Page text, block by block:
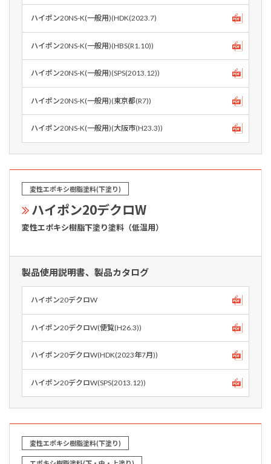
ハイポン20NS-K(一般用)(HDK(2023.7)
ハイポン20NS-K(一般用)(HBS(R1.10))
ハイポン20NS-K(一般用)(SPS(2013.12))
ハイポン20NS-K(一般用)(東京都(R7))
ハイポン20NS-K(一般用)(大阪市(H23.3))
変性エポキシ樹脂塗料(下塗り)
ハイポン20デクロW
変性エポキシ樹脂下塗り塗料（低温用）
製品使用説明書、製品カタログ
ハイポン20デクロW
ハイポン20デクロW(便覧(H26.3))
ハイポン20デクロW(HDK(2023年7月))
ハイポン20デクロW(SPS(2013.12))
変性エポキシ樹脂塗料(下塗り)